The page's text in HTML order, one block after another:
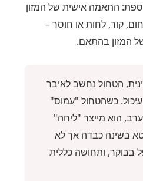
התאמה אישית של המזון
קור, לחות או חוסר –
המזון בהתאם.
הטחול נחשב לאיבר
כשהטחול "עמוס"
הוא מייצר "ליחה"
בשינה כבדה אך לא
בבוקר, ותחושה כללית